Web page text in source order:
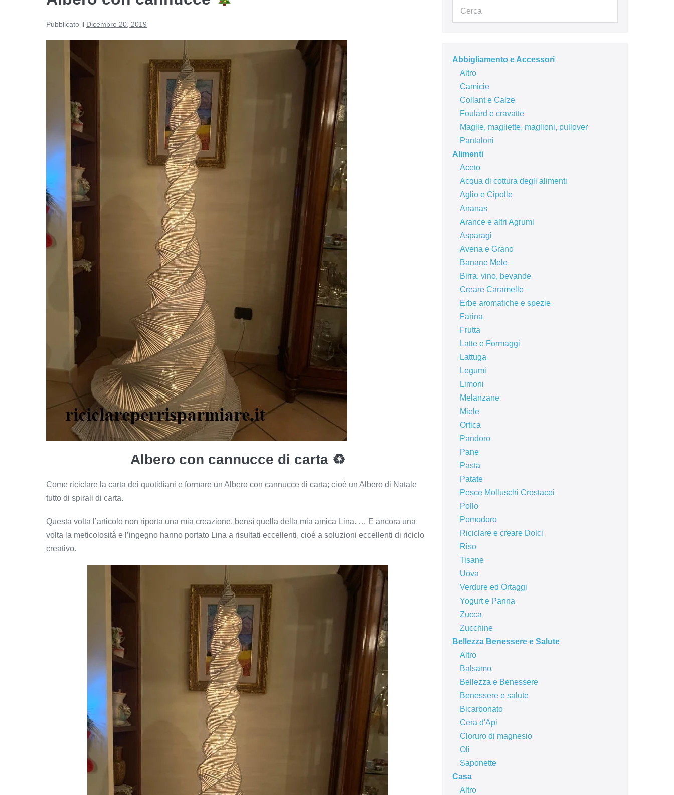
Pubblicato il Dicembre 20, 2019
Albero con cannucce di carta ♻
Come riciclare la carta dei quotidiani e formare un Albero con cannucce di carta; cioè un Albero di Natale
tutto di spirali di carta.
Questa volta l’articolo non riporta una mia creazione, bensì quella della mia amica Lina. … E ancora una
volta la meticolosità e l’ingegno hanno portato Lina a risultati eccellenti, cioè a soluzioni eccellenti di riciclo
creativo.
Abbigliamento e Accessori
Altro
Camicie
Collant e Calze
Foulard e cravatte
Maglie, magliette, maglioni, pullover
Pantaloni
Alimenti
Aceto
Acqua di cottura degli alimenti
Aglio e Cipolle
Ananas
Arance e altri Agrumi
Asparagi
Avena e Grano
Banane Mele
Birra, vino, bevande
Creare Caramelle
Erbe aromatiche e spezie
Farina
Frutta
Latte e Formaggi
Lattuga
Legumi
Limoni
Melanzane
Miele
Ortica
Pandoro
Pane
Pasta
Patate
Pesce Molluschi Crostacei
Pollo
Pomodoro
Riciclare e creare Dolci
Riso
Tisane
Uova
Verdure ed Ortaggi
Yogurt e Panna
Zucca
Zucchine
Bellezza Benessere e Salute
Altro
Balsamo
Bellezza e Benessere
Benessere e salute
Bicarbonato
Cera d'Api
Cloruro di magnesio
Oli
Saponette
Casa
Altro